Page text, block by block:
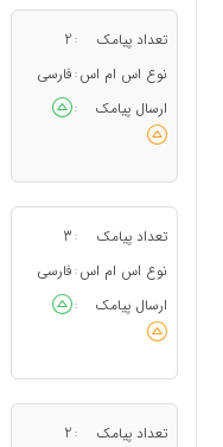
تعداد پیامک :
2
نوع اس ام اس : فارسی
ارسال پیامک
:
تعداد پیامک :
3
نوع اس ام اس : فارسی
ارسال پیامک
:
تعداد پیامک :
2